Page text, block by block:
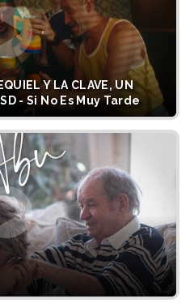
Y LA CLAVE, UN
SD - Si No Es Muy Tarde